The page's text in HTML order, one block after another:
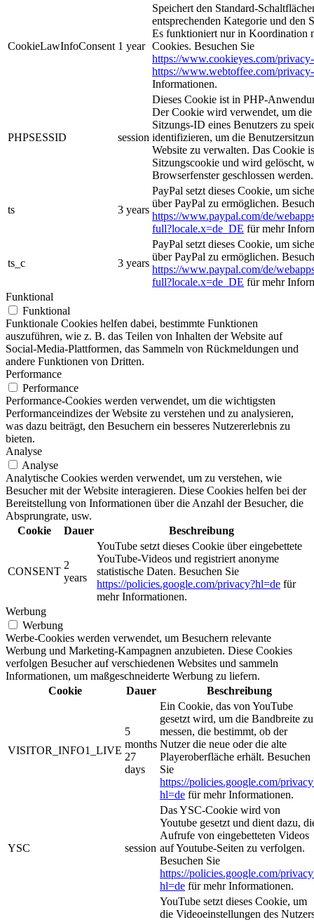
CookieLawInfoConsent 1 year
Speichert den Standard-
entsprechenden Kategorie und den
Es funktioniert nur in Koordination
Cookies. Besuchen Sie
https://www.cookieyes.com/
https://www.webtoffee.com/
Informationen.
PHPSESSID session
Dieses Cookie ist in PHP-
Der Cookie wird verwendet, um die
Sitzungs-ID eines Benutzers zu
identifizieren, um die
Website zu verwalten. Das Cookie
Sitzungscookie und wird gelöscht,
Browserfenster geschlossen werden.
ts 3 years
PayPal setzt dieses Cookie, um
über PayPal zu ermöglichen.
https://www.paypal.com/de/
full?locale.x=de_DE für mehr
ts_c 3 years
PayPal setzt dieses Cookie, um
über PayPal zu ermöglichen.
https://www.paypal.com/de/
full?locale.x=de_DE für mehr
Funktional
Funktional
Funktionale Cookies helfen dabei, bestimmte Funktionen
auszuführen, wie z. B. das Teilen von Inhalten der Website auf
Social-Media-Plattformen, das Sammeln von Rückmeldungen und
andere Funktionen von Dritten.
Performance
Performance
Performance-Cookies werden verwendet, um die wichtigsten
Performanceindizes der Website zu verstehen und zu analysieren,
was dazu beiträgt, den Besuchern ein besseres Nutzererlebnis zu
bieten.
Analyse
Analyse
Analytische Cookies werden verwendet, um zu verstehen, wie
Besucher mit der Website interagieren. Diese Cookies helfen bei der
Bereitstellung von Informationen über die Anzahl der Besucher, die
Absprungrate, usw.
Cookie
Dauer Beschreibung
CONSENT
2
years
YouTube setzt dieses Cookie über eingebettete
YouTube-Videos und registriert anonyme
statistische Daten. Besuchen Sie
https://policies.google.com/privacy?hl=de für
mehr Informationen.
Werbung
Werbung
Werbe-Cookies werden verwendet, um Besuchern relevante
Werbung und Marketing-Kampagnen anzubieten. Diese Cookies
verfolgen Besucher auf verschiedenen Websites und sammeln
Informationen, um maßgeschneiderte Werbung zu liefern.
Cookie
Dauer Beschreibung
VISITOR_INFO1_LIVE
5
months
27
days
Ein Cookie, das von YouTube
gesetzt wird, um die Bandbreite zu
messen, die bestimmt, ob der
Nutzer die neue oder die alte
Playeroberfläche erhält. Besuchen
Sie
https://policies.google.com/
hl=de für mehr Informationen.
YSC session
Das YSC-Cookie wird von
Youtube gesetzt und dient dazu,
Aufrufe von eingebetteten Videos
auf Youtube-Seiten zu verfolgen.
Besuchen Sie
https://policies.google.com/
hl=de für mehr Informationen.
YouTube setzt dieses Cookie, um
die Videoeinstellungen des